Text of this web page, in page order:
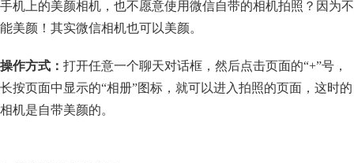
手机上的美颜相机，也不愿意使用微信自带的相机拍照？因为不
能美颜！其实微信相机也可以美颜。
操作方式： 打开任意一个聊天对话框，然后点击页面的“+”号，
长按页面中显示的“相册”图标，就可以进入拍照的页面，这时的
相机是自带美颜的。